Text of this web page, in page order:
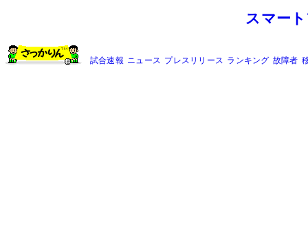
スマー
試合速報 ニュース プレスリリース ランキング 故障者